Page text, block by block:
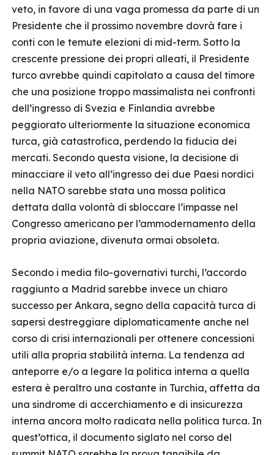
veto, in favore di una vaga promessa da parte di un
Presidente che il prossimo novembre dovrà fare i
conti con le temute elezioni di mid-term. Sotto la
crescente pressione dei propri alleati, il Presidente
turco avrebbe quindi capitolato a causa del timore
che una posizione troppo massimalista nei confronti
dell’ingresso di Svezia e Finlandia avrebbe
peggiorato ulteriormente la situazione economica
turca, già catastrofica, perdendo la fiducia dei
mercati. Secondo questa visione, la decisione di
minacciare il veto all’ingresso dei due Paesi nordici
nella NATO sarebbe stata una mossa politica
dettata dalla volontà di sbloccare l’impasse nel
Congresso americano per l’ammodernamento della
propria aviazione, divenuta ormai obsoleta.
Secondo i media filo-governativi turchi, l’accordo
raggiunto a Madrid sarebbe invece un chiaro
successo per Ankara, segno della capacità turca di
sapersi destreggiare diplomaticamente anche nel
corso di crisi internazionali per ottenere concessioni
utili alla propria stabilità interna. La tendenza ad
anteporre e/o a legare la politica interna a quella
estera è peraltro una costante in Turchia, affetta da
una sindrome di accerchiamento e di insicurezza
interna ancora molto radicata nella politica turca. In
quest’ottica, il documento siglato nel corso del